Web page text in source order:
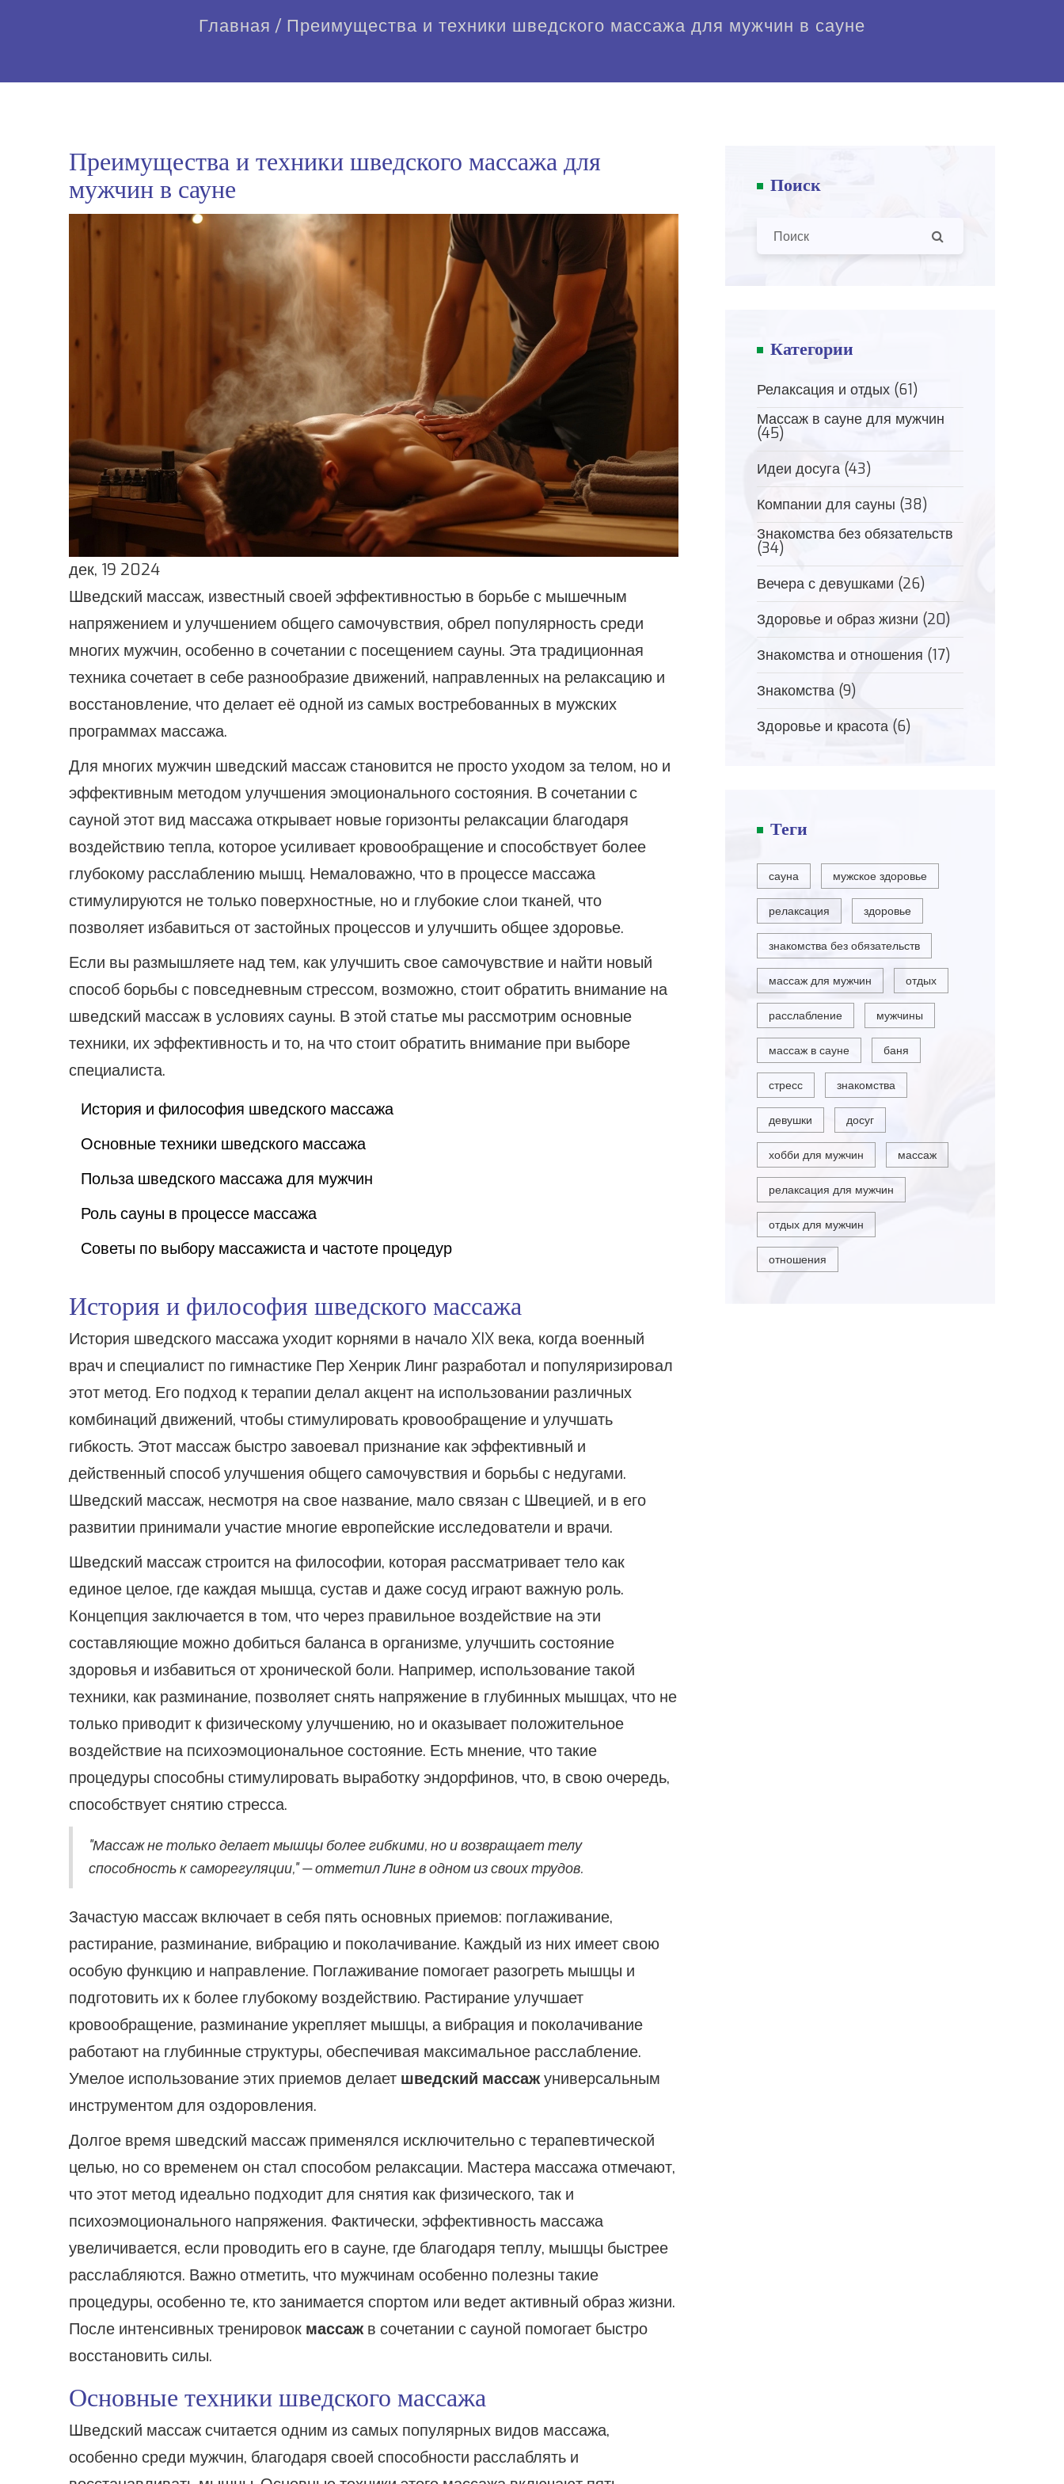
Главная / Преимущества и техники шведского массажа для мужчин в сауне
Преимущества и техники шведского массажа для
мужчин в сауне
дек, 19 2024
Шведский массаж, известный своей эффективностью в борьбе с мышечным
напряжением и улучшением общего самочувствия, обрел популярность среди
многих мужчин, особенно в сочетании с посещением сауны. Эта традиционная
техника сочетает в себе разнообразие движений, направленных на релаксацию и
восстановление, что делает её одной из самых востребованных в мужских
программах массажа.
Для многих мужчин шведский массаж становится не просто уходом за телом, но и
эффективным методом улучшения эмоционального состояния. В сочетании с
сауной этот вид массажа открывает новые горизонты релаксации благодаря
воздействию тепла, которое усиливает кровообращение и способствует более
глубокому расслаблению мышц. Немаловажно, что в процессе массажа
стимулируются не только поверхностные, но и глубокие слои тканей, что
позволяет избавиться от застойных процессов и улучшить общее здоровье.
Если вы размышляете над тем, как улучшить свое самочувствие и найти новый
способ борьбы с повседневным стрессом, возможно, стоит обратить внимание на
шведский массаж в условиях сауны. В этой статье мы рассмотрим основные
техники, их эффективность и то, на что стоит обратить внимание при выборе
специалиста.
История и философия шведского массажа
Основные техники шведского массажа
Польза шведского массажа для мужчин
Роль сауны в процессе массажа
Советы по выбору массажиста и частоте процедур
История и философия шведского массажа
История шведского массажа уходит корнями в начало XIX века, когда военный
врач и специалист по гимнастике Пер Хенрик Линг разработал и популяризировал
этот метод. Его подход к терапии делал акцент на использовании различных
комбинаций движений, чтобы стимулировать кровообращение и улучшать
гибкость. Этот массаж быстро завоевал признание как эффективный и
действенный способ улучшения общего самочувствия и борьбы с недугами.
Шведский массаж, несмотря на свое название, мало связан с Швецией, и в его
развитии принимали участие многие европейские исследователи и врачи.
Шведский массаж строится на философии, которая рассматривает тело как
единое целое, где каждая мышца, сустав и даже сосуд играют важную роль.
Концепция заключается в том, что через правильное воздействие на эти
составляющие можно добиться баланса в организме, улучшить состояние
здоровья и избавиться от хронической боли. Например, использование такой
техники, как разминание, позволяет снять напряжение в глубинных мышцах, что не
только приводит к физическому улучшению, но и оказывает положительное
воздействие на психоэмоциональное состояние. Есть мнение, что такие
процедуры способны стимулировать выработку эндорфинов, что, в свою очередь,
способствует снятию стресса.
"Массаж не только делает мышцы более гибкими, но и возвращает телу
способность к саморегуляции," — отметил Линг в одном из своих трудов.
Зачастую массаж включает в себя пять основных приемов: поглаживание,
растирание, разминание, вибрацию и поколачивание. Каждый из них имеет свою
особую функцию и направление. Поглаживание помогает разогреть мышцы и
подготовить их к более глубокому воздействию. Растирание улучшает
кровообращение, разминание укрепляет мышцы, а вибрация и поколачивание
работают на глубинные структуры, обеспечивая максимальное расслабление.
Умелое использование этих приемов делает шведский массажуниверсальным
инструментом для оздоровления.
Долгое время шведский массаж применялся исключительно с терапевтической
целью, но со временем он стал способом релаксации. Мастера массажа отмечают,
что этот метод идеально подходит для снятия как физического, так и
психоэмоционального напряжения. Фактически, эффективность массажа
увеличивается, если проводить его в сауне, где благодаря теплу, мышцы быстрее
расслабляются. Важно отметить, что мужчинам особенно полезны такие
процедуры, особенно те, кто занимается спортом или ведет активный образ жизни.
После интенсивных тренировок массаж в сочетании с сауной помогает быстро
восстановить силы.
Основные техники шведского массажа
Шведский массаж считается одним из самых популярных видов массажа,
особенно среди мужчин, благодаря своей способности расслаблять и
Поиск
Категории
Релаксация и отдых (61)
Массаж в сауне для мужчин
(45)
Идеи досуга (43)
Компании для сауны (38)
Знакомства без обязательств
(34)
Вечера с девушками (26)
Здоровье и образ жизни (20)
Знакомства и отношения (17)
Знакомства (9)
Здоровье и красота (6)
Теги
сауна мужское здоровье
релаксация здоровье
знакомства без обязательств
массаж для мужчин отдых
расслабление мужчины
массаж в сауне баня
стресс знакомства
девушки досуг
хобби для мужчин массаж
релаксация для мужчин
отдых для мужчин
отношения